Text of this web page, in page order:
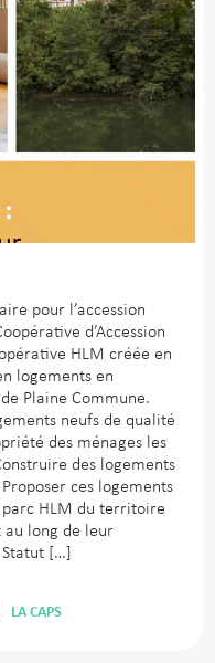
pour l’accession
d’Accession
HLM créée en
logements en
Plaine Commune.
neufs de qualité
des ménages les
des logements
Proposer ces logements
HLM du territoire
au long de leur
Statut […]
LA CAPS